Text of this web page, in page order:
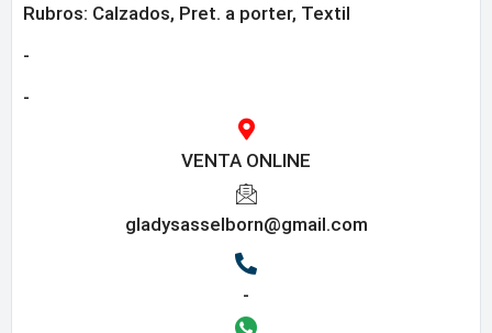
Rubros: Calzados, Pret. a porter, Textil
-
-
VENTA ONLINE
gladysasselborn@gmail.com
-